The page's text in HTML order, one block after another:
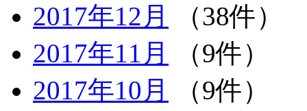
2017年12月
（38件）
2017年11月
（9件）
2017年10月
（9件）